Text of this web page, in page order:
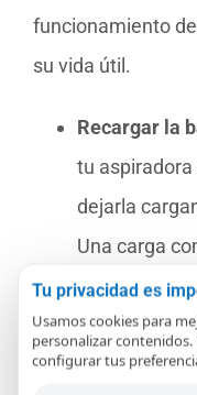
funcionamiento
su vida útil.
Recargar la
tu
dejarla
Una carga
mayoría de
batería.
Verificar los
Tu privacidad es
Usamos cookies para
personalizar contenidos.
configurar tus